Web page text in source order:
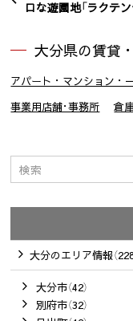
ロな遊園地「ラクテン
大分県の賃貸
アパート・マンション・
事業用店舗･事務所
倉
大分のエリア情報（228
大分市（42）
別府市（32）